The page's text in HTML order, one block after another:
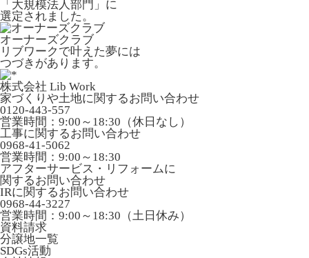
「大規模法人部門」に
選定されました。
オーナーズクラブ
リブワークで叶えた夢には
つづきがあります。
株式会社 Lib Work
家づくりや土地に関するお問い合わせ
0120-443-557
営業時間：9:00～18:30（休日なし）
工事に関するお問い合わせ
0968-41-5062
営業時間：9:00～18:30
アフターサービス・リフォームに
関するお問い合わせ
IRに関するお問い合わせ
0968-44-3227
営業時間：9:00～18:30（土日休み）
資料請求
分譲地一覧
SDGs活動